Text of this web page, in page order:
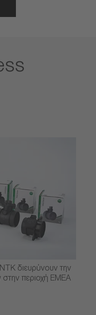
διευρύνουν την
περιοχή EMEA